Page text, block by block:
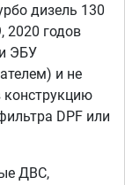
дизель 130
2020 годов
ЭБУ
и не
конструкцию
DPF или
ДВС,